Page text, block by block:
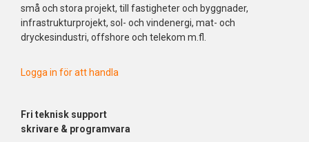
små och stora projekt, till fastigheter och byggnader,
infrastrukturprojekt, sol- och vindenergi, mat- och
dryckesindustri, offshore och telekom m.fl.
Logga in för att handla
Fri teknisk support
skrivare & programvara